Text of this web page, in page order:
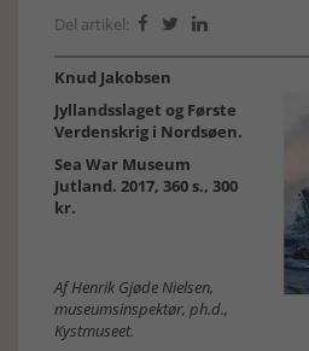
Del artikel:   
Knud Jakobsen
Jyllandsslaget og Første
Verdenskrig i Nordsøen.
Sea War Museum
Jutland. 2017, 360 s., 300
kr.
Af Henrik Gjøde Nielsen,
museumsinspektør, ph.d.,
Kystmuseet.